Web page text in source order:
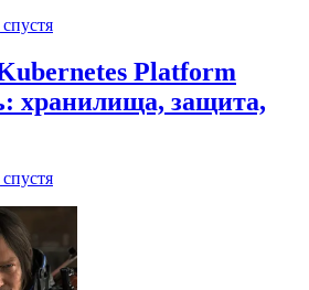
Platform
хранилища, защита,